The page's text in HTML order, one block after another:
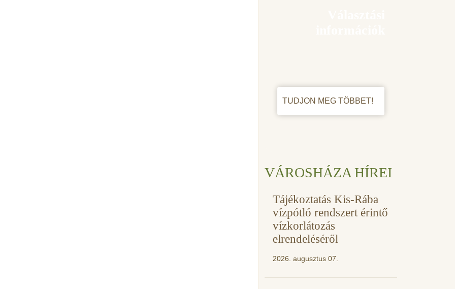
TUDJON MEG TÖBBET!
VÁROSHÁZA HÍREI
Tájékoztatás Kis-Rába
vízpótló rendszert érintő
vízkorlátozás
elrendeléséről
2026. augusztus 07.